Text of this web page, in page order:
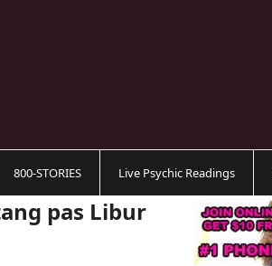
800-STORIES Live Psychic Readings
pas Libur